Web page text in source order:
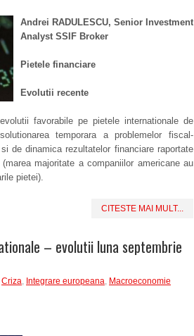
Andrei RADULESCU, Senior Investment
Analyst SSIF Broker
Pietele financiare
Evolutii recente
favorabile pe pietele internationale de
temporara a problemelor fiscal-
de dinamica rezultatelor financiare raportate
majoritate a companiilor americane au
pietei).
CITESTE MAI MULT...
– evolutii luna septembrie
Criza, Integrare europeana, Macroeconomie